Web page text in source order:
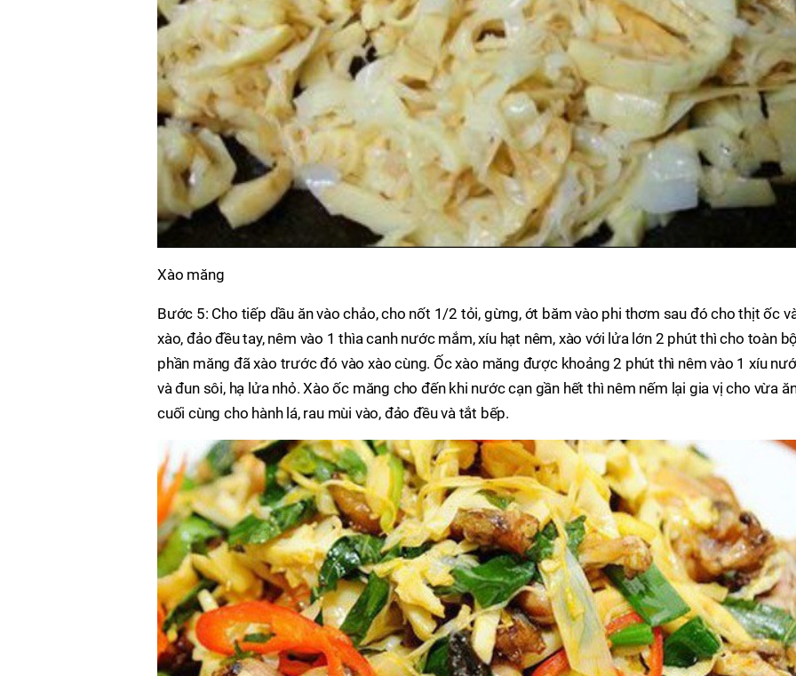
Xào măng
Bước 5: Cho tiếp dầu ăn vào chảo, cho nốt 1/2 tỏi, gừng, ớt băm vào phi thơm sau đó cho thịt ốc
xào, đảo đều tay, nêm vào 1 thìa canh nước mắm, xíu hạt nêm, xào với lửa lớn 2 phút thì cho toàn
phần măng đã xào trước đó vào xào cùng. Ốc xào măng được khoảng 2 phút thì nêm vào 1 xíu
và đun sôi, hạ lửa nhỏ. Xào ốc măng cho đến khi nước cạn gần hết thì nêm nếm lại gia vị cho vừa
cuối cùng cho hành lá, rau mùi vào, đảo đều và tắt bếp.